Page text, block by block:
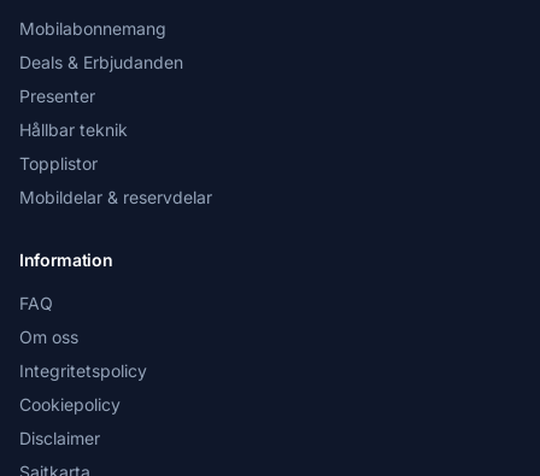
Mobilabonnemang
Deals & Erbjudanden
Presenter
Hållbar teknik
Topplistor
Mobildelar & reservdelar
Information
FAQ
Om oss
Integritetspolicy
Cookiepolicy
Disclaimer
Sajtkarta